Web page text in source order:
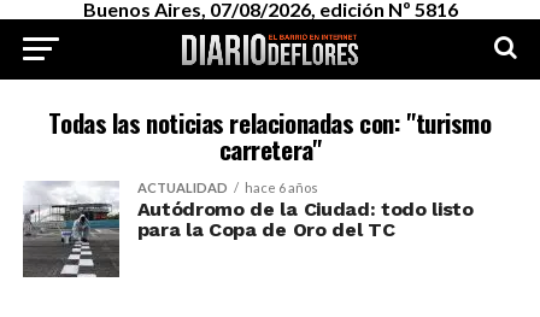
Buenos Aires, 07/08/2026, edición Nº 5816
Todas las noticias relacionadas con: "turismo
carretera"
ACTUALIDAD hace 6 años
Autódromo de la Ciudad: todo listo
para la Copa de Oro del TC